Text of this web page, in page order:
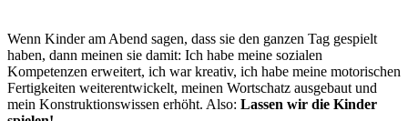
Wenn Kinder am Abend sagen, dass sie den ganzen Tag gespielt
haben, dann meinen sie damit: Ich habe meine sozialen
Kompetenzen erweitert, ich war kreativ, ich habe meine motorischen
Fertigkeiten weiterentwickelt, meinen Wortschatz ausgebaut und
mein Konstruktionswissen erhöht. Also: Lassen wir die Kinder